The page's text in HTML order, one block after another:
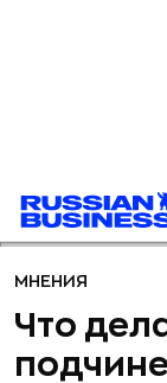
МНЕНИЯ
Что